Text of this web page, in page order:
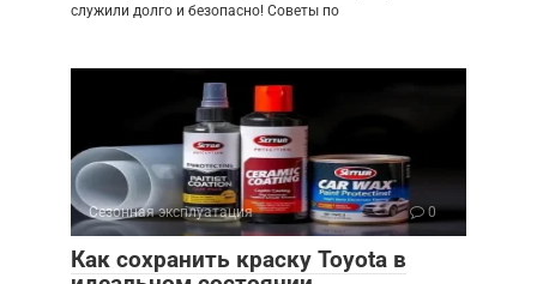
служили долго и безопасно! Советы по
Сезонная эксплуатация 0
Как сохранить краску Toyota в